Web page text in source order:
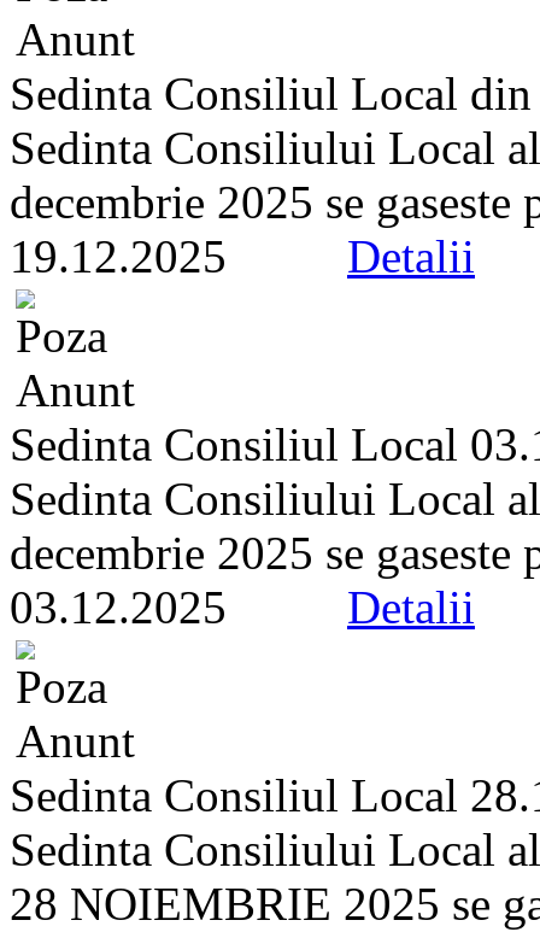
Sedinta Consiliul Local
Sedinta Consiliului Local
decembrie 2025 se
19.12.2025 Detalii
Sedinta Consiliul Local
Sedinta Consiliului Local
decembrie 2025 se
03.12.2025 Detalii
Sedinta Consiliul Local
Sedinta Consiliului Local
28 NOIEMBRIE 2025 se